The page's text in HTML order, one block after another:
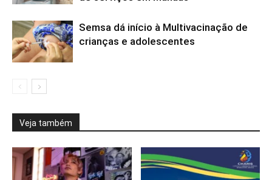
Semsa dá início à Multivacinação de
crianças e adolescentes
Veja também